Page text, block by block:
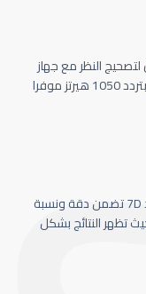
النظر مع جهاز
Schwind Amaris 1050 الذي يعمل بتردد 1050 هيرتز موفرا
كاميرا تتبع حركة العين سباعية الابعاد 7D تضمن دقة ونسبة
تظهر النتائج بشكل